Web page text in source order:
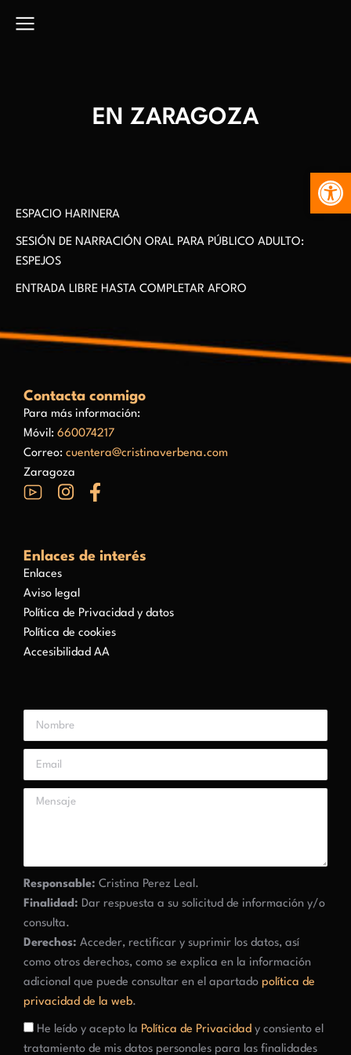
EN ZARAGOZA
ESPACIO HARINERA
SESIÓN DE NARRACIÓN ORAL PARA PÚBLICO ADULTO:
ESPEJOS
ENTRADA LIBRE HASTA COMPLETAR AFORO
Contacta conmigo
Para más información:
Móvil: 660074217
Correo: cuentera@cristinaverbena.com
Zaragoza
Enlaces de interés
Enlaces
Aviso legal
Política de Privacidad y datos
Política de cookies
Accesibilidad AA
Responsable: Cristina Perez Leal.
Finalidad: Dar respuesta a su solicitud de información y/o
consulta.
Derechos: Acceder, rectificar y suprimir los datos, así
como otros derechos, como se explica en la información
adicional que puede consultar en el apartado política de
privacidad de la web.
He leído y acepto la Política de Privacidad y consiento el
tratamiento de mis datos personales para las finalidades